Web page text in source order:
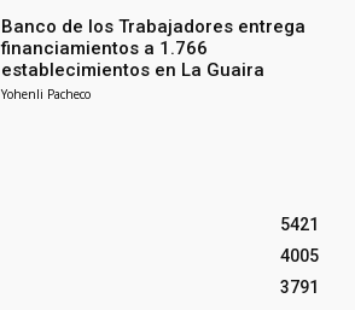
Banco de los Trabajadores entrega
financiamientos a 1.766
establecimientos en La Guaira
Yohenli Pacheco
5421
4005
3791